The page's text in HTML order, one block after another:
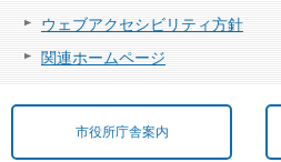
ウェブアクセシビリティ方針
関連ホームページ
市役所庁舎案内